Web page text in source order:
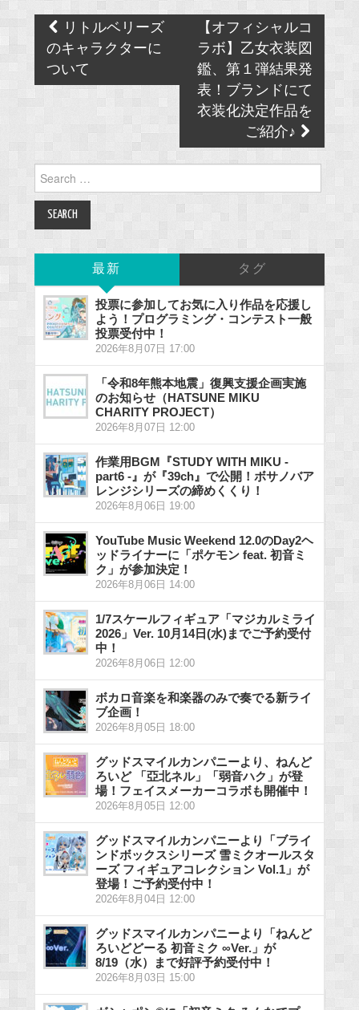
Post
navigation
リトルベリーズ
のキャラクターに
ついて
【オフィシャルコ
ラボ】乙女衣装図
鑑、第１弾結果発
表！ブランドにて
衣装化決定作品を
ご紹介♪
Search
for:
最新 タグ
投票に参加してお気に入り作品を応援し
よう！プログラミング・コンテスト一般
投票受付中！
2026年8月07日 17:00
「令和8年熊本地震」復興支援企画実施
のお知らせ（HATSUNE MIKU
CHARITY PROJECT）
2026年8月07日 12:00
作業用BGM『STUDY WITH MIKU -
part6 -』が『39ch』で公開！ボサノバア
レンジシリーズの締めくくり！
2026年8月06日 19:00
YouTube Music Weekend 12.0のDay2ヘ
ッドライナーに「ポケモン feat. 初音ミ
ク」が参加決定！
2026年8月06日 14:00
1/7スケールフィギュア「マジカルミライ
2026」Ver. 10月14日(水)までご予約受付
中！
2026年8月06日 12:00
ボカロ音楽を和楽器のみで奏でる新ライ
ブ企画！
2026年8月05日 18:00
グッドスマイルカンパニーより、ねんど
ろいど 「亞北ネル」「弱音ハク」が登
場！フェイスメーカーコラボも開催中！
2026年8月05日 12:00
グッドスマイルカンパニーより「ブライ
ンドボックスシリーズ 雪ミクオールスタ
ーズ フィギュアコレクション Vol.1」が
登場！ご予約受付中！
2026年8月04日 12:00
グッドスマイルカンパニーより「ねんど
ろいどどーる 初音ミク ∞Ver.」が
8/19（水）まで好評予約受付中！
2026年8月03日 15:00